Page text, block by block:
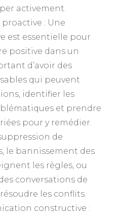
activement.
: Une
est essentielle pour
positive dans un
d’avoir des
qui peuvent
identifier les
et prendre
pour y remédier.
de
le bannissement des
les règles, ou
conversations de
les conflits.
constructive :